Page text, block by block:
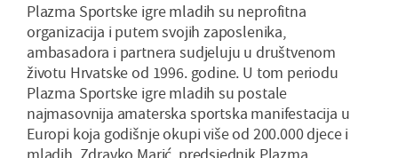
Plazma Sportske igre mladih su neprofitna
organizacija i putem svojih zaposlenika,
ambasadora i partnera sudjeluju u društvenom
životu Hrvatske od 1996. godine. U tom periodu
Plazma Sportske igre mladih su postale
najmasovnija amaterska sportska manifestacija u
Europi koja godišnje okupi više od 200.000 djece i